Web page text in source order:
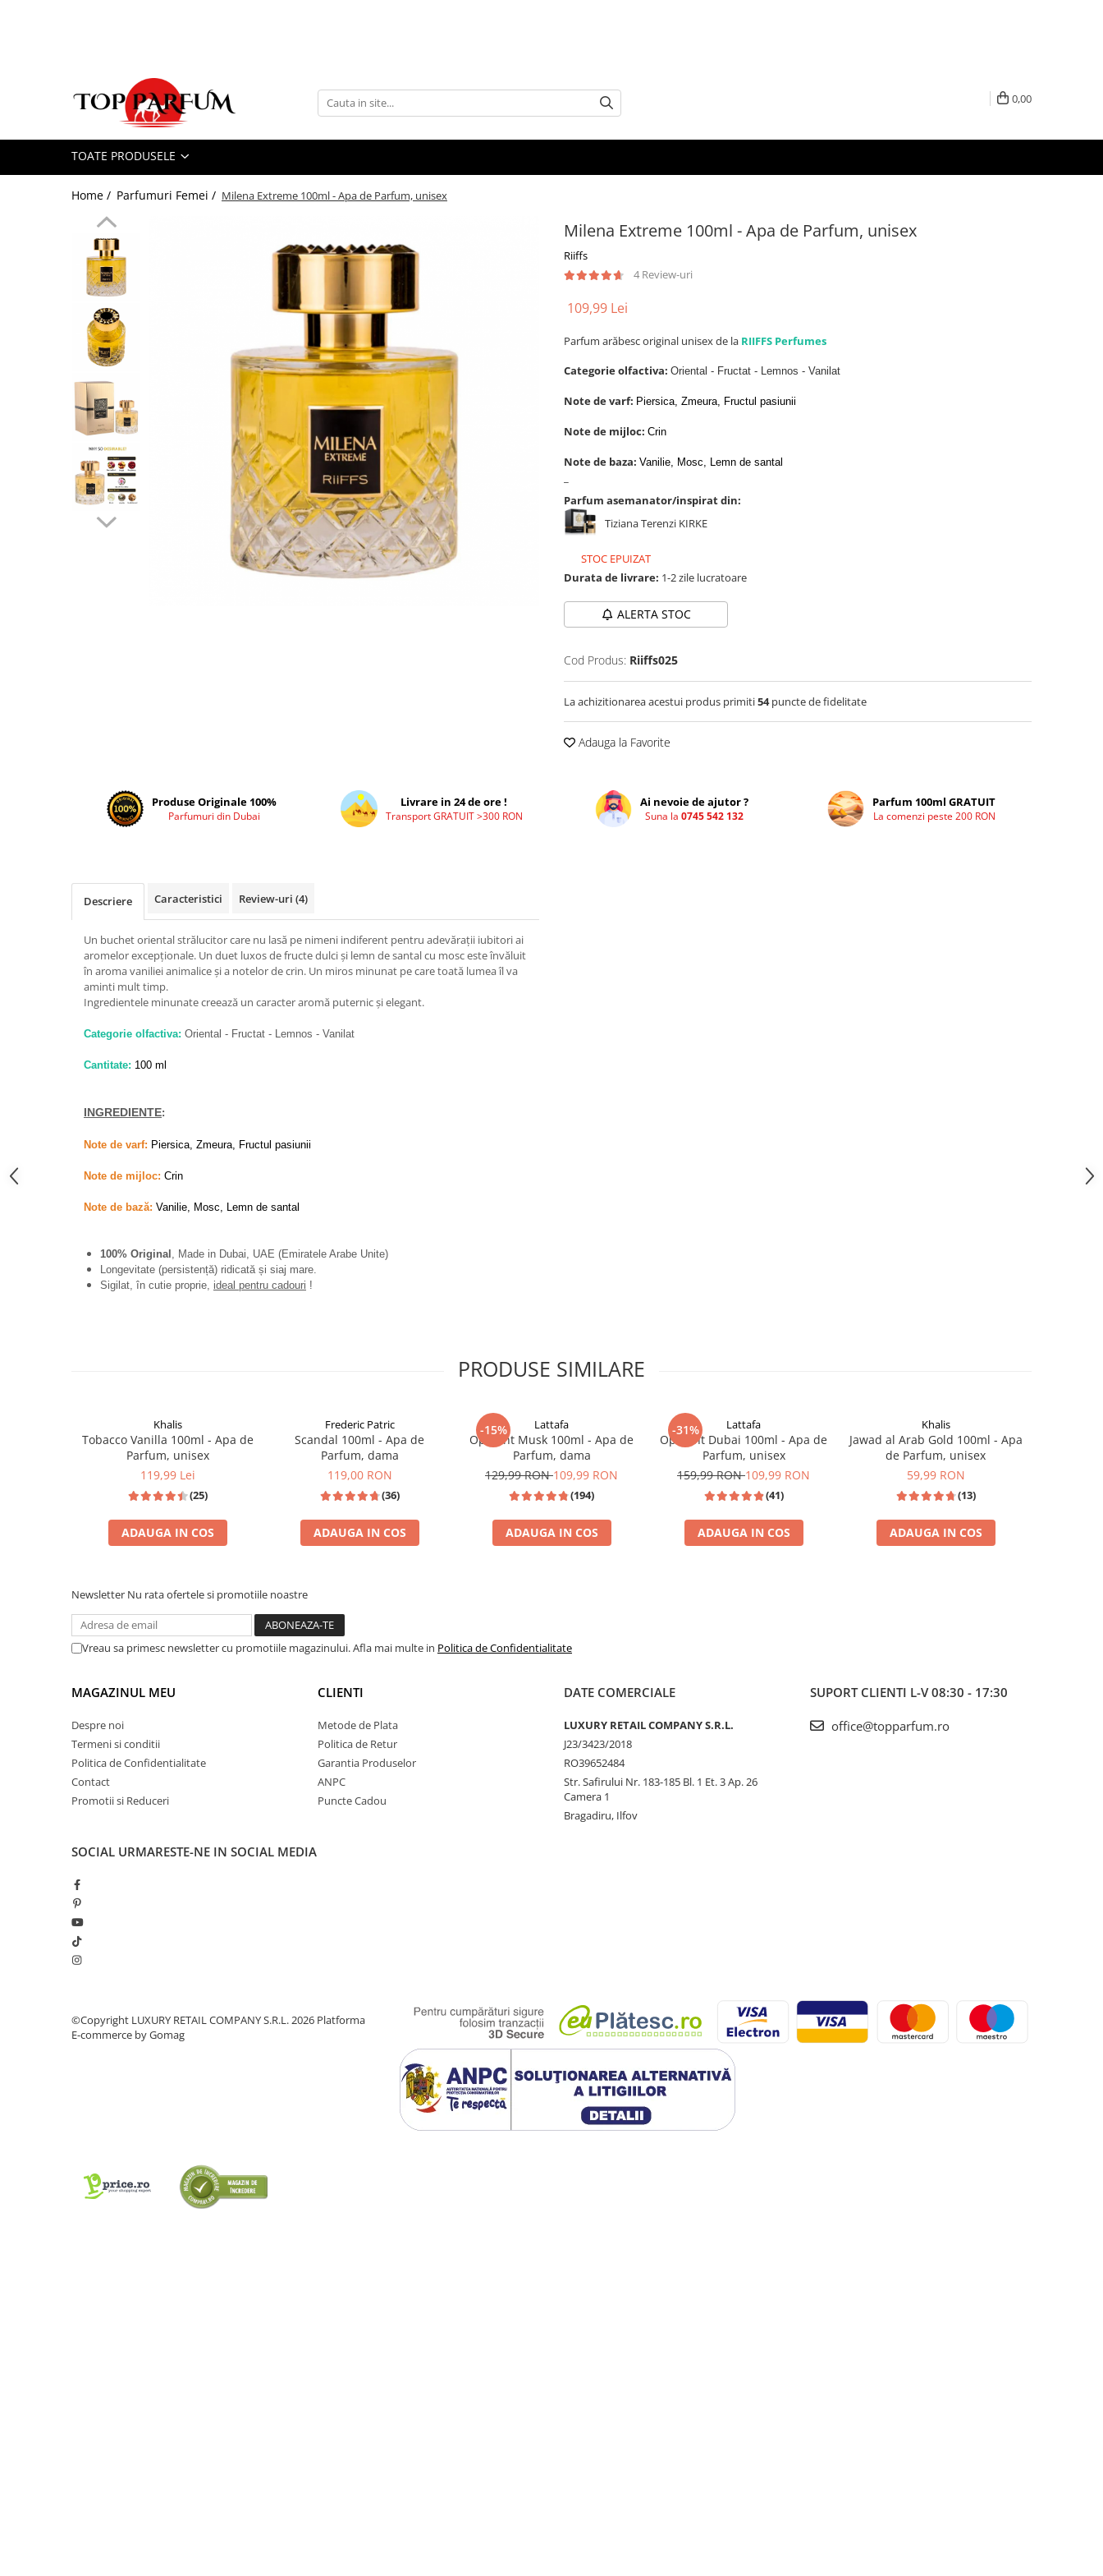
Seturi Parfumuri
Pachete BARBATI
Parfumuri Barbati
Parfumuri Unisex
Tipuri Parfumuri
Parfumuri Citrice
Parfumuri Condimentate
Parfumuri Dulci
Parfumuri Exotice
Parfumuri Fresh
Parfumuri Florale
Parfumuri Fructate
Parfumuri Lemnoase
Anfar London
Fragrance World
French Avenue
Grandeur Elite
Jenny Glow
Wadi al Khaleej
Oferta Saptamanii
Parfumuri clona / Dupes
Puncte Cadou
Recenzii clienti
0,00
TOATE PRODUSELE
Home / Parfumuri Femei / Milena Extreme 100ml - Apa de Parfum, unisex
Milena Extreme 100ml - Apa de Parfum, unisex
Riiffs
4 Review-uri
109,99 Lei
Parfum arăbesc original unisex de la RIIFFS Perfumes
Categorie olfactiva: Oriental - Fructat - Lemnos - Vanilat
Note de varf: Piersica, Zmeura, Fructul pasiunii
Note de mijloc: Crin
Note de baza: Vanilie, Mosc, Lemn de santal
Parfum asemanator/inspirat din:
Tiziana Terenzi KIRKE
STOC EPUIZAT
Durata de livrare: 1-2 zile lucratoare
ALERTA STOC
Cod Produs: Riiffs025
La achizitionarea acestui produs primiti54puncte de fidelitate
Adauga la Favorite
Produse Originale 100%
Parfumuri din Dubai
Livrare in 24 de ore !
Transport GRATUIT >300 RON
Ai nevoie de ajutor ?
Suna la 0745 542 132
Parfum 100ml GRATUIT
La comenzi peste 200 RON
Descriere Caracteristici Review-uri (4)
Un buchet oriental strălucitor care nu lasă pe nimeni indiferent pentru adevărații iubitori ai
aromelor excepționale. Un duet luxos de fructe dulci și lemn de santal cu mosc este învăluit
în aroma vaniliei animalice și a notelor de crin. Un miros minunat pe care toată lumea îl va
aminti mult timp.
Ingredientele minunate creează un caracter aromă puternic și elegant.
Categorie olfactiva: Oriental - Fructat - Lemnos - Vanilat
Cantitate: 100 ml
INGREDIENTE:
Note de varf: Piersica, Zmeura, Fructul pasiunii
Note de mijloc: Crin
Note de bază: Vanilie, Mosc, Lemn de santal
100% Original , Made in Dubai, UAE (Emiratele Arabe Unite)
Longevitate (persistență) ridicată și siaj mare.
Sigilat, în cutie proprie, ideal pentru cadouri !
PRODUSE SIMILARE
Khalis
Tobacco Vanilla 100ml - Apa de
Parfum, unisex
119,99 Lei
(25)
ADAUGA IN COS
Frederic Patric
Scandal 100ml - Apa de
Parfum, dama
119,00 RON
(36)
ADAUGA IN COS
-15% Lattafa
Opulent Musk 100ml - Apa de
Parfum, dama
129,99 RON109,99 RON
(194)
ADAUGA IN COS
-31% Lattafa
Opulent Dubai 100ml - Apa de
Parfum, unisex
159,99 RON109,99 RON
(41)
ADAUGA IN COS
Khalis
Jawad al Arab Gold 100ml - Apa
de Parfum, unisex
59,99 RON
(13)
ADAUGA IN COS
Newsletter Nu rata ofertele si promotiile noastre
Vreau sa primesc newsletter cu promotiile magazinului. Afla mai multe in Politica de Confidentialitate
MAGAZINUL MEU
Despre noi
Termeni si conditii
Politica de Confidentialitate
Contact
Promotii si Reduceri
CLIENTI
Metode de Plata
Politica de Retur
Garantia Produselor
ANPC
Puncte Cadou
DATE COMERCIALE
LUXURY RETAIL COMPANY S.R.L.
J23/3423/2018
RO39652484
Str. Safirului Nr. 183-185 Bl. 1 Et. 3 Ap. 26
Camera 1
Bragadiru, Ilfov
SUPORT CLIENTI L-V 08:30 - 17:30
office@topparfum.ro
SOCIAL URMARESTE-NE IN SOCIAL MEDIA
©Copyright LUXURY RETAIL COMPANY S.R.L. 2026 Platforma
E-commerce by Gomag